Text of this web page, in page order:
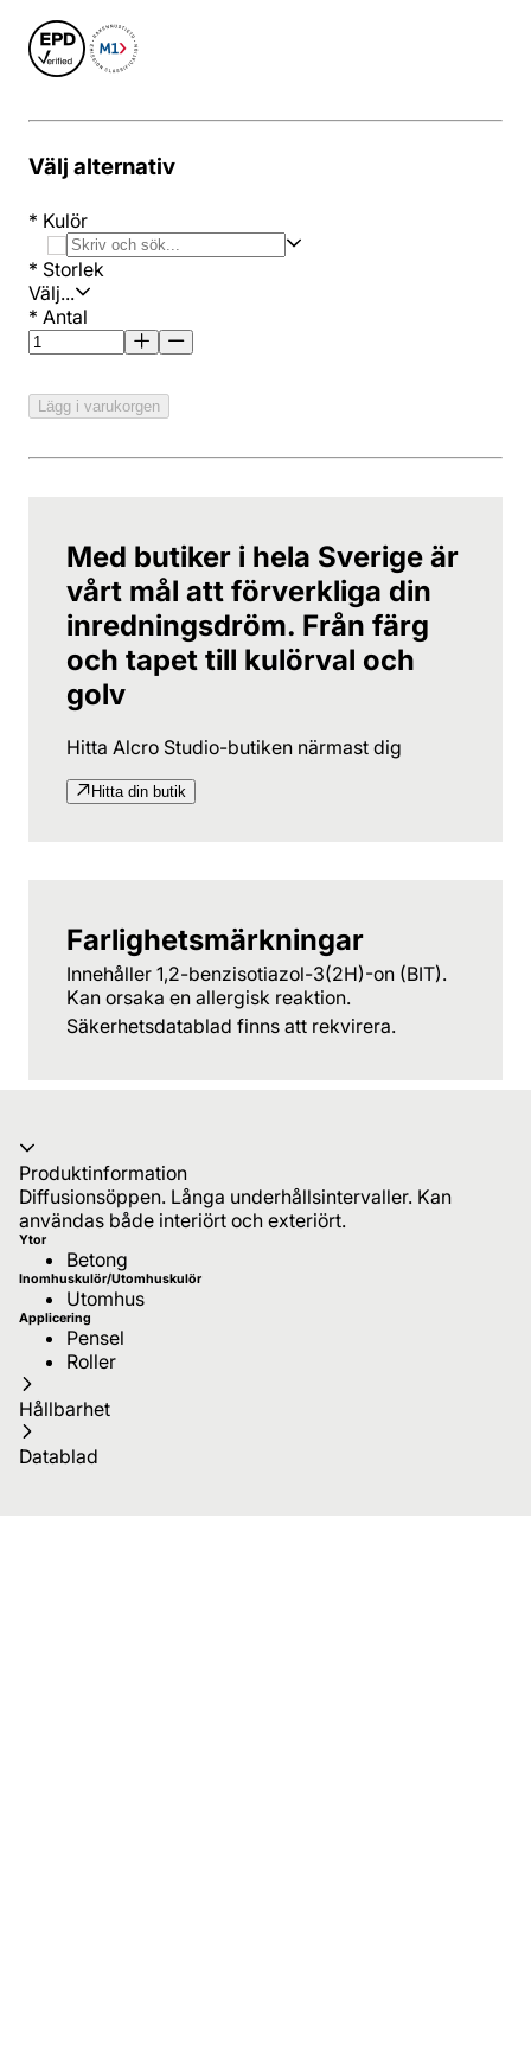
Välj alternativ
* Kulör
* Storlek
Välj...
* Antal
Lägg i varukorgen
Med butiker i hela Sverige är
vårt mål att förverkliga din
inredningsdröm. Från färg
och tapet till kulörval och
golv
Hitta Alcro Studio-butiken närmast dig
Hitta din butik
Farlighetsmärkningar
Innehåller 1,2-benzisotiazol-3(2H)-on (BIT).
Kan orsaka en allergisk reaktion.
Säkerhetsdatablad finns att rekvirera.
Produktinformation
Diffusionsöppen. Långa underhållsintervaller. Kan
användas både interiört och exteriört.
Ytor
Betong
Inomhuskulör/Utomhuskulör
Utomhus
Applicering
Pensel
Roller
Hållbarhet
Datablad